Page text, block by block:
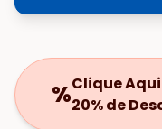
%Clique
20% de